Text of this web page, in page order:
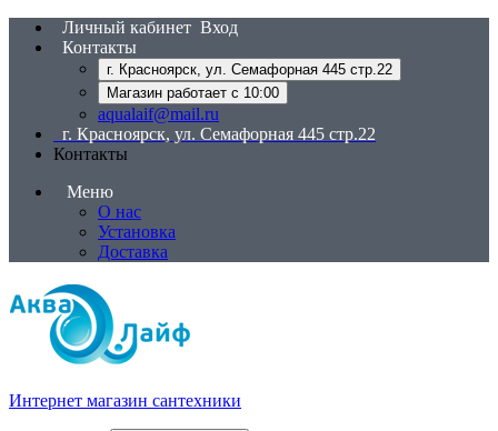
Личный кабинет Вход
Контакты
г. Красноярск, ул. Семафорная 445 стр.22
Магазин работает с 10:00
aqualaif@mail.ru
г. Красноярск, ул. Семафорная 445 стр.22
Контакты
Меню
О нас
Установка
Доставка
Интернет магазин сантехники